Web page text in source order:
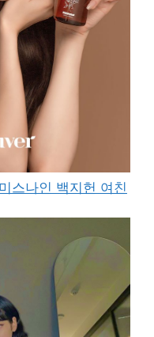
스나인 백지헌 여친